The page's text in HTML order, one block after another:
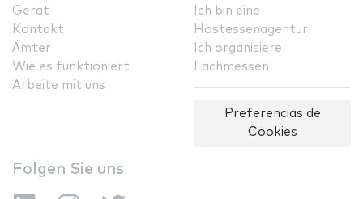
Gerät
Kontakt
Ämter
Wie es funktioniert
Arbeite mit uns
Ich bin eine
Hostessenagentur
Ich organisiere
Fachmessen
Preferencias de
Cookies
Folgen Sie uns